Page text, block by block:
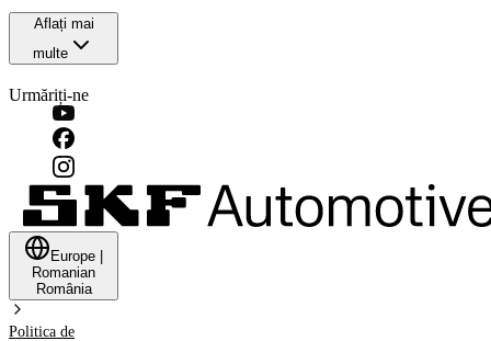
Aflați mai
multe
Urmăriți-ne
Europe
Romanian
România
Politica de